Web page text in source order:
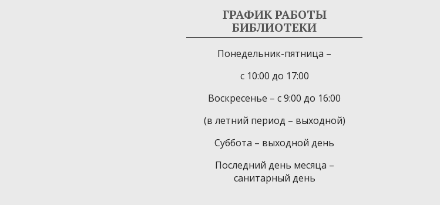
ГРАФИК РАБОТЫ
БИБЛИОТЕКИ
Понедельник-пятница –
с 10:00 до 17:00
Воскресенье – с 9:00 до 16:00
(в летний период – выходной)
Суббота – выходной день
Последний день месяца –
санитарный день